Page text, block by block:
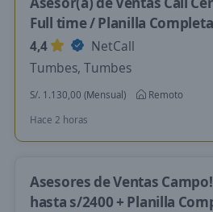
Full time / Planilla Completa
4,4
NetCall
Tumbes, Tumbes
S/. 1.130,00 (Mensual)
Remoto
Hace 2 horas
Asesores de Ventas
hasta s/2400 + Planilla